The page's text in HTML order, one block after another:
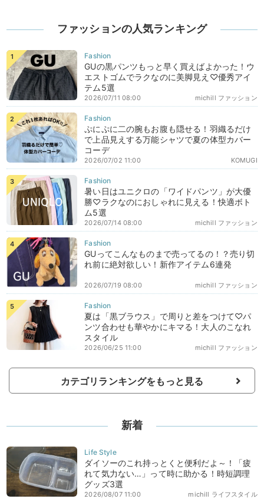
ファッションの人気ランキング
GUの黒パンツもっと早く買えばよかった！ウ
エストゴムでラクなのに美脚見え♡優秀アイ
テム5選
michill ファッション
2026/07/11 08:00
ぷにぷに二の腕もお腹も隠せる！羽織るだけ
で上品見えする万能シャツで夏の体型カバー
コーデ
KOMUGI
2026/07/02 11:00
暑い日はユニクロの「ワイドパンツ」が大優
勝♡ラクなのにおしゃれに見える！快適ボト
ム5選
michill ファッション
2026/07/14 08:00
GUってこんなものまで売ってるの！？売り切
れ前に絶対欲しい！新作アイテム6連発
michill ファッション
2026/07/19 08:00
夏は「黒ブラウス」で周りと差をつけて♡パ
ンツ合わせも華やかにキマる！大人のこなれ
スタイル
michill ファッション
2026/06/25 11:00
カテゴリランキングをもっと見る
新着
ダイソーのこれ持っとくと便利だよ～！「疲
れて気力ない…」って時に助かる！時短調理
グッズ3選
michill ライフスタイル
2026/08/07 11:00